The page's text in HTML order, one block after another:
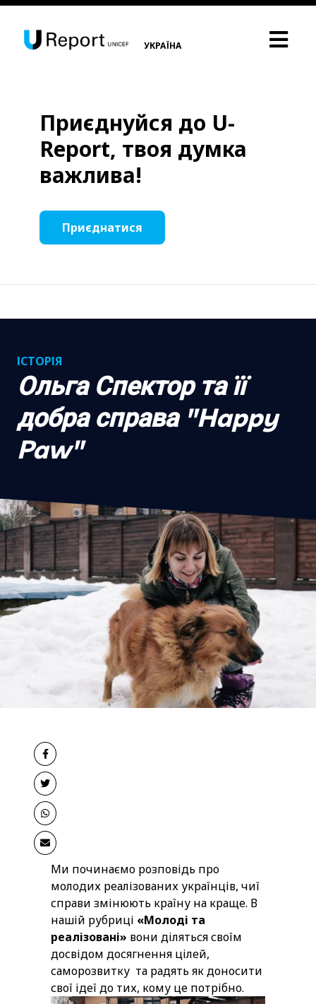
УКРАЇНА
Приєднуйся до U-
Report, твоя думка
важлива!
Приєднатися
ІСТОРІЯ
Ольга Спектор та її
добра справа "Happy
Paw"
Ми починаємо розповідь про
молодих реалізованих українців, чиї
справи змінюють країну на краще. В
нашій рубриці «Молоді та
реалізовані» вони діляться своїм
досвідом досягнення цілей,
саморозвитку та радять як доносити
свої ідеї до тих, кому це потрібно.